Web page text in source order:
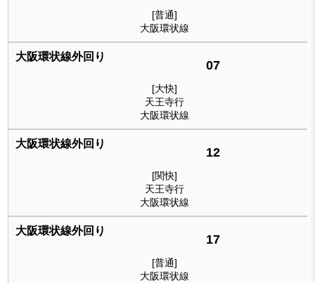
[普通]
大阪環状線
07
[大快]
天王寺行
大阪環状線
12
[関快]
天王寺行
大阪環状線
17
[普通]
大阪環状線